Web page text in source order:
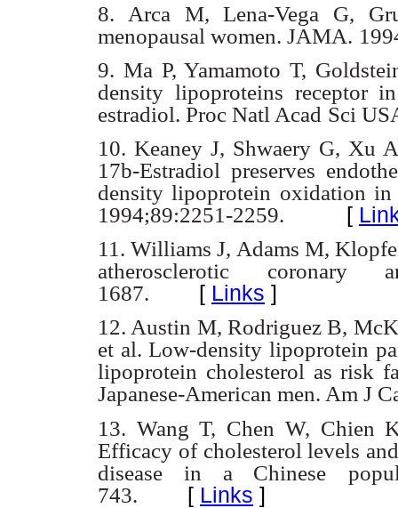
8. Arca M, Lena-Vega G,
menopausal women. JAMA.
9. Ma P, Yamamoto T,
density lipoproteins receptor
estradiol. Proc Natl Acad Sci
10. Keaney J, Shwaery G, Xu
17b-Estradiol preserves
density lipoprotein oxidation in
1994;89:2251-2259. [
11. Williams J, Adams M,
atherosclerotic coronary
1687. [ Links ]
12. Austin M, Rodriguez B,
et al. Low-density lipoprotein
lipoprotein cholesterol as risk
Japanese-American men. Am J
13. Wang T, Chen W, Chien
Efficacy of cholesterol levels
disease in a Chinese
743. [ Links ]